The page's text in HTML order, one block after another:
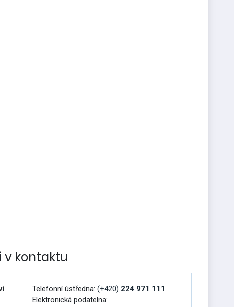
v kontaktu
Telefonní ústředna: (+420) 224 971 111
Elektronická podatelna: